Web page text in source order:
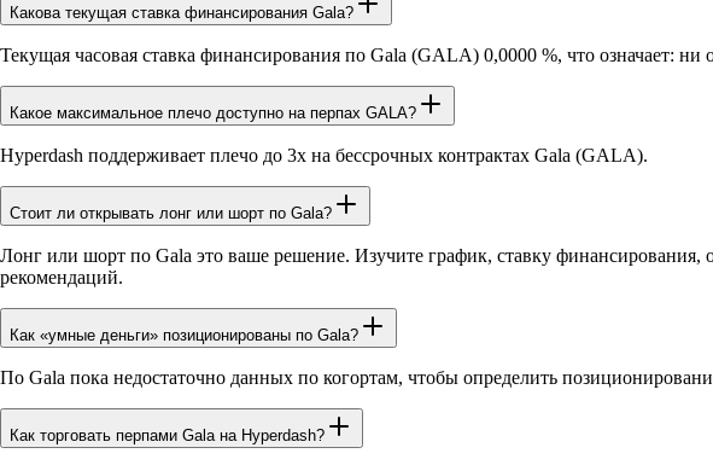
Какова текущая ставка финансирования Gala?
Текущая часовая ставка финансирования по Gala (GALA) 0,0000 %, что означает: ни
Какое максимальное плечо доступно на перпах GALA?
Hyperdash поддерживает плечо до 3x на бессрочных контрактах Gala (GALA).
Стоит ли открывать лонг или шорт по Gala?
Лонг или шорт по Gala это ваше решение. Изучите график, ставку
рекомендаций.
Как «умные деньги» позиционированы по Gala?
По Gala пока недостаточно данных по когортам, чтобы определить
Как торговать перпами Gala на Hyperdash?